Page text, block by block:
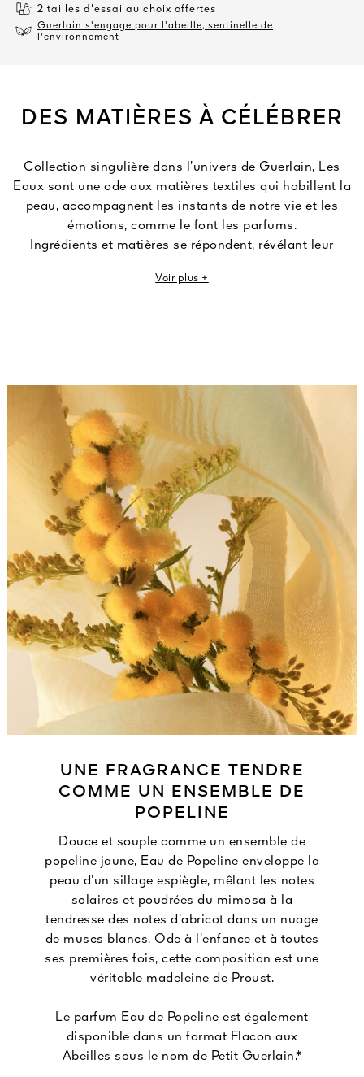
2 tailles d'essai au choix offertes
Guerlain s'engage pour l'abeille, sentinelle de
l'environnement
DES MATIÈRES À CÉLÉBRER
Collection singulière dans l’univers de Guerlain, Les
Eaux sont une ode aux matières textiles qui habillent la
peau, accompagnent les instants de notre vie et les
émotions, comme le font les parfums.
Ingrédients et matières se répondent, révélant leur
raffinées. Des parfums qui transforment les sensations
Voir plus +
UNE FRAGRANCE TENDRE
COMME UN ENSEMBLE DE
POPELINE
Douce et souple comme un ensemble de
popeline jaune, Eau de Popeline enveloppe la
peau d’un sillage espiègle, mêlant les notes
solaires et poudrées du mimosa à la
tendresse des notes d’abricot dans un nuage
de muscs blancs. Ode à l’enfance et à toutes
ses premières fois, cette composition est une
véritable madeleine de Proust.
Le parfum Eau de Popeline est également
disponible dans un format Flacon aux
Abeilles sous le nom de Petit Guerlain.*